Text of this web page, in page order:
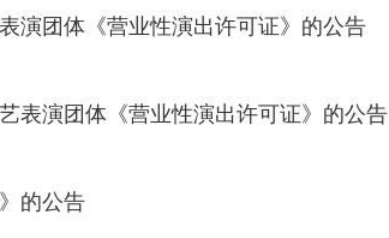
演团体《营业性演出许可证》的公告
表演团体《营业性演出许可证》的公告
的公告